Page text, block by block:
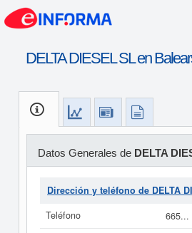
DELTA DIESEL SL en
Datos Generales de DELTA
Dirección y teléfono de DELTA
Teléfono
665...